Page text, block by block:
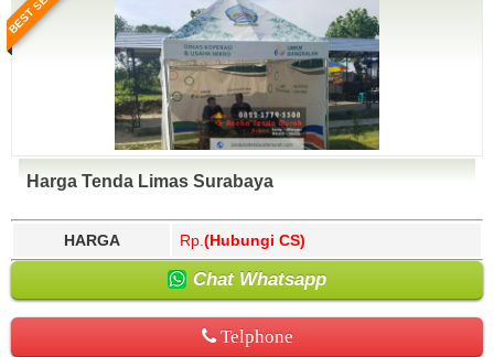
Harga Tenda Limas Surabaya
HARGA Rp. (Hubungi CS)
Chat Whatsapp
Telphone